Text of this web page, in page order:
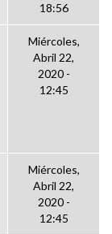
18:56
Miércoles,
Abril 22,
2020 -
12:45
Miércoles,
Abril 22,
2020 -
12:45